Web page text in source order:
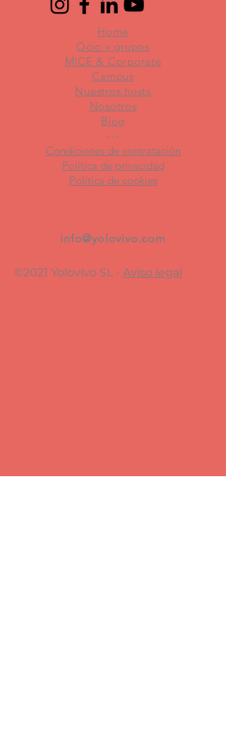
Home
Ocio y grupos
MICE & Corporate
Campus
Nuestros hosts
Nosotros
Blog
---
Condiciones de contratación
Política de privacidad
Política de cookies
info@yolovivo.com
©2021 Yolovivo SL - Aviso legal